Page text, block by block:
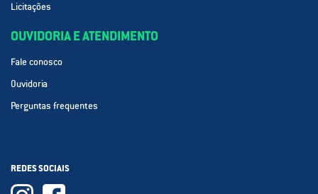
Licitações
OUVIDORIA E ATENDIMENTO
Fale conosco
Ouvidoria
Perguntas frequentes
REDES SOCIAIS